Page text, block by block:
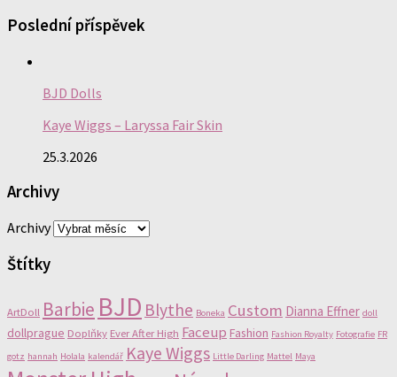
Poslední příspěvek
BJD Dolls
Kaye Wiggs – Laryssa Fair Skin
25.3.2026
Archivy
Archivy
Štítky
ArtDoll Barbie BJD Blythe Boneka Custom Dianna Effner doll
dollprague Doplňky Ever After High Faceup Fashion Fashion Royalty Fotografie FR
gotz hannah Holala kalendář Kaye Wiggs Little Darling Mattel Maya